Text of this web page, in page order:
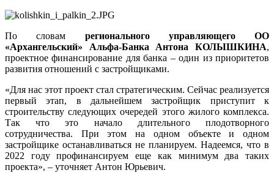
По словам регионального управляющего ОО
«Архангельский» Альфа-​Банка Антона КОЛЫШКИНА,
проектное финансирование для банка – один из приоритетов
развития отношений с застройщиками.
«Для нас этот проект стал стратегическим. Сейчас реализуется
первый этап, в дальнейшем застройщик приступит к
строительству следующих очередей этого жилого комплекса.
Так что это начало длительного плодотворного
сотрудничества. При этом на одном объекте и одном
застройщике останавливаться не планируем. Надеемся, что в
2022 году профинансируем еще как минимум два таких
проекта», – уточняет Антон Юрьевич.